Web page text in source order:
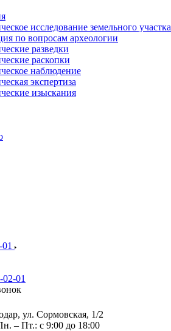
исследование земельного участка
по вопросам археологии
разведки
раскопки
наблюдение
экспертиза
изыскания
01
ул. Сормовская, 1/2
– Пт.: с 9:00 до 18:00